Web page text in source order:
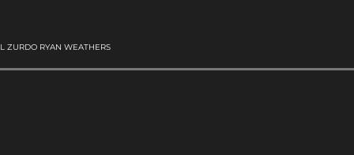
ZURDO RYAN WEATHERS